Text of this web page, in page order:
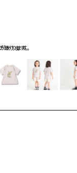
ります。
ります。